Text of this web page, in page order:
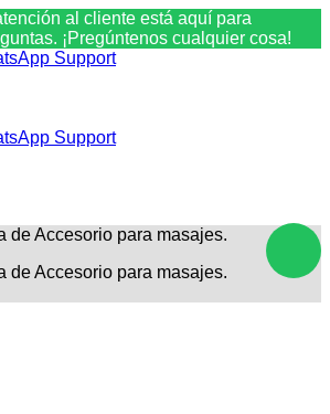
al cliente está aquí para
¡Pregúntenos cualquier cosa!
Accesorio para masajes.
Accesorio para masajes.